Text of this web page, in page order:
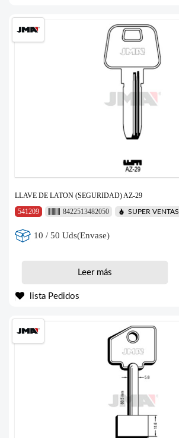
LLAVE DE LATON (SEGURIDAD) AZ-29
541209
8422513482050 SUPER VENTAS
10 / 50 Uds(Envase)
Leer más
lista Pedidos